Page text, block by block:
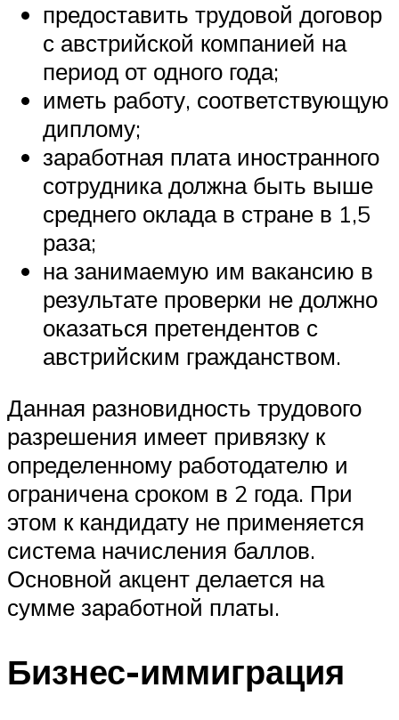
предоставить трудовой договор
с австрийской компанией на
период от одного года;
иметь работу, соответствующую
диплому;
заработная плата иностранного
сотрудника должна быть выше
среднего оклада в стране в 1,5
раза;
на занимаемую им вакансию в
результате проверки не должно
оказаться претендентов с
австрийским гражданством.
Данная разновидность трудового
разрешения имеет привязку к
определенному работодателю и
ограничена сроком в 2 года. При
этом к кандидату не применяется
система начисления баллов.
Основной акцент делается на
сумме заработной платы.
Бизнес-иммиграция